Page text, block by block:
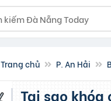
Trang chủ P. An Hải
Tại sao khóa chốt cửa thùng xe tải luôn được ưu tiên